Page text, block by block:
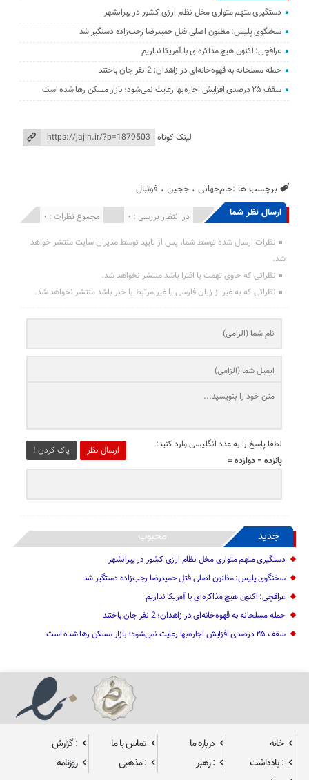
دستگیری متهم متواری مخل نظام ارزی کشور در پیرانشهر
سخنگوی پلیس: مظنون اصلی قتل حمیدرضا رجب‌زاده دستگیر شد
عراقچی: اکنون هیچ مذاکره‌ای با آمریکا نداریم
حمله مسلحانه به قهوه‌خانه‌ای در زاهدان؛ 2 نفر جان باختند
سقف ۲۵ درصدی افزایش اجاره‌بها رعایت نمی‌شود؛ بازار مسکن رها شده است
لینک کوتاه
برچسب ها :جام‌جهانی ،ججین ، فوتبال
ارسال نظر شما مجموع نظرات : 0 در انتظار بررسی : 0 انتشار یافته : 0
نظرات ارسال شده توسط شما، پس از تایید توسط مدیران سایت منتشر خواهد
شد.
نظراتی که حاوی تهمت یا افترا باشد منتشر نخواهد شد.
نظراتی که به غیر از زبان فارسی یا غیر مرتبط با خبر باشد منتشر نخواهد شد.
ارسال نظر پاک کردن !
لطفا پاسخ را به عدد انگلیسی وارد کنید:
پانزده − دوازده =
جدید محبوب
دستگیری متهم متواری مخل نظام ارزی کشور در پیرانشهر
سخنگوی پلیس: مظنون اصلی قتل حمیدرضا رجب‌زاده دستگیر شد
عراقچی: اکنون هیچ مذاکره‌ای با آمریکا نداریم
حمله مسلحانه به قهوه‌خانه‌ای در زاهدان؛ 2 نفر جان باختند
سقف ۲۵ درصدی افزایش اجاره‌بها رعایت نمی‌شود؛ بازار مسکن رها شده است
خانه درباره ما تماس با ما
: گزارش
: یادداشت
: رهبر : مذهبی
روزنامه